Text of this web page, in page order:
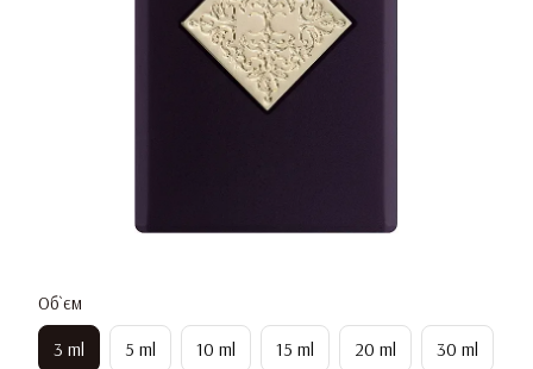
Об`єм
3 ml 5 ml 10 ml 15 ml 20 ml 30 ml